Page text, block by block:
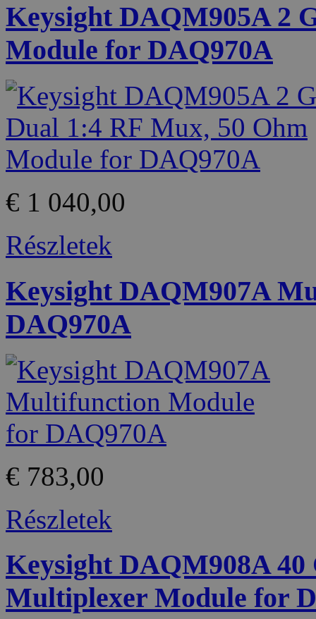
Keysight DAQM905A 2
Module for DAQ970A
€ 1 040,00
Részletek
Keysight DAQM907A
DAQ970A
€ 783,00
Részletek
Keysight DAQM908A 40
Multiplexer Module for